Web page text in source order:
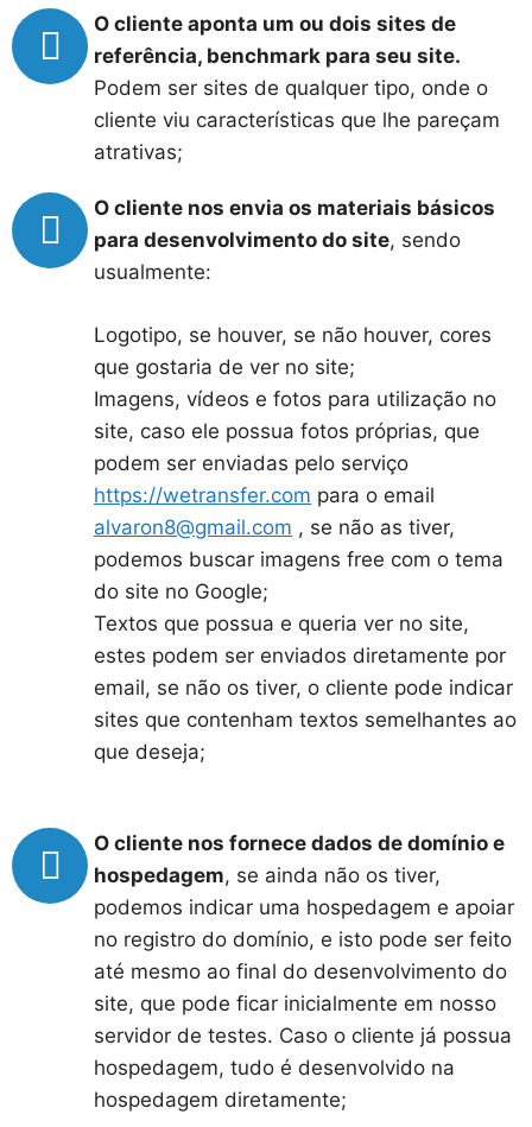
O cliente aponta um ou dois sites de
referência, benchmark para seu site.
Podem ser sites de qualquer tipo, onde o
cliente viu características que lhe pareçam
atrativas;
O cliente nos envia os materiais básicos
para desenvolvimento do site, sendo
usualmente:
Logotipo, se houver, se não houver, cores
que gostaria de ver no site;
Imagens, vídeos e fotos para utilização no
site, caso ele possua fotos próprias, que
podem ser enviadas pelo serviço
https://wetransfer.com para o email
alvaron8@gmail.com , se não as tiver,
podemos buscar imagens free com o tema
do site no Google;
Textos que possua e queria ver no site,
estes podem ser enviados diretamente por
email, se não os tiver, o cliente pode indicar
sites que contenham textos semelhantes ao
que deseja;
O cliente nos fornece dados de domínio e
hospedagem, se ainda não os tiver,
podemos indicar uma hospedagem e apoiar
no registro do domínio, e isto pode ser feito
até mesmo ao final do desenvolvimento do
site, que pode ficar inicialmente em nosso
servidor de testes. Caso o cliente já possua
hospedagem, tudo é desenvolvido na
hospedagem diretamente;